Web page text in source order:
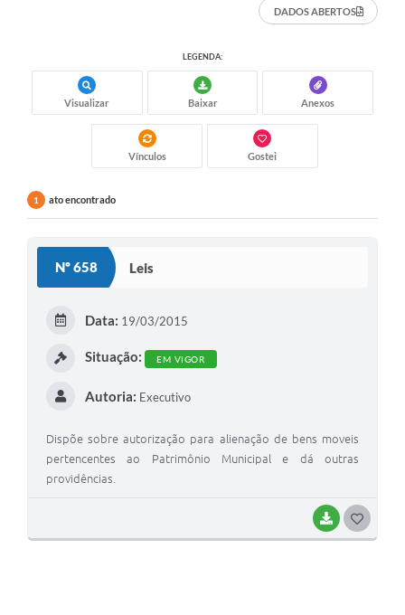
DADOS ABERTOS
LEGENDA:
Visualizar Baixar Anexos
Vínculos Gostei
1 ato encontrado
Nº 658 Leis
BAIXAR
Data: 19/03/2015
Situação: EM VIGOR
Autoria: Executivo
Dispõe sobre autorização para alienação de bens moveis
pertencentes ao Patrimônio Municipal e dá outras
providências.